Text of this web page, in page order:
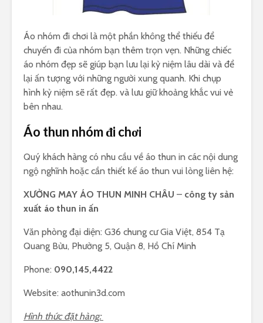
Áo nhóm đi chơi là một phần không thể thiếu để
chuyến đi của nhóm bạn thêm trọn vẹn. Những chiếc
áo nhóm đẹp sẽ giúp bạn lưu lại kỷ niệm lâu dài và để
lại ấn tượng với những người xung quanh. Khi chụp
hình kỷ niệm sẽ rất đẹp. và lưu giữ khoảng khắc vui vẻ
bên nhau.
Áo thun nhóm đi chơi
Quý khách hàng có nhu cầu về áo thun in các nội dung
ngộ nghĩnh hoặc cần thiết kế áo thun vui lòng liên hệ:
XƯỞNG MAY ÁO THUN MINH CHÂU – công ty sản
xuất áo thun in ấn
Văn phòng đại diện: G36 chung cư Gia Việt, 854 Tạ
Quang Bửu, Phường 5, Quận 8, Hồ Chí Minh
Phone: 090,145,4422
Website: aothunin3d.com
Hình thức đặt hàng: